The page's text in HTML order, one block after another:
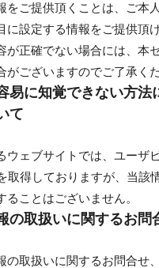
をご提供頂くことは、ご本
に設定する情報をご提供頂
が正確でない場合には、本
がございますのでご了承くだ
易に知覚できない方法
て
ウェブサイトでは、ユーザ
取得しておりますが、当該
ることはございません。
の取扱いに関するお問
の取扱いに関するお問合せ